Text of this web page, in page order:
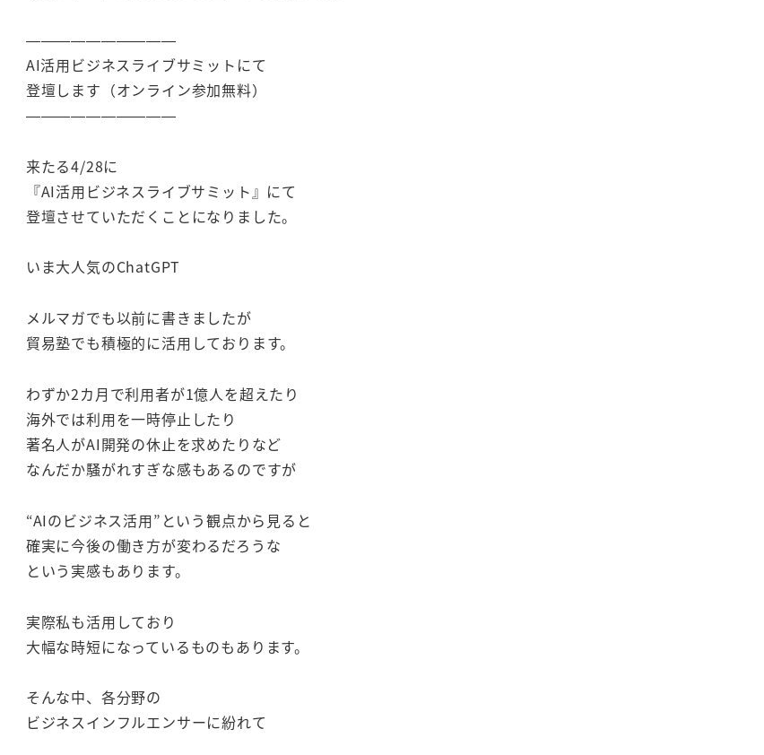
——————————
AI活用ビジネスライブサミットにて
登壇します（オンライン参加無料）
——————————
来たる4/28に
『AI活用ビジネスライブサミット』にて
登壇させていただくことになりました。
いま大人気のChatGPT
メルマガでも以前に書きましたが
貿易塾でも積極的に活用しております。
わずか2カ月で利用者が1億人を超えたり
海外では利用を一時停止したり
著名人がAI開発の休止を求めたりなど
なんだか騒がれすぎな感もあるのですが
“AIのビジネス活用”という観点から見ると
確実に今後の働き方が変わるだろうな
という実感もあります。
実際私も活用しており
大幅な時短になっているものもあります。
そんな中、各分野の
ビジネスインフルエンサーに紛れて